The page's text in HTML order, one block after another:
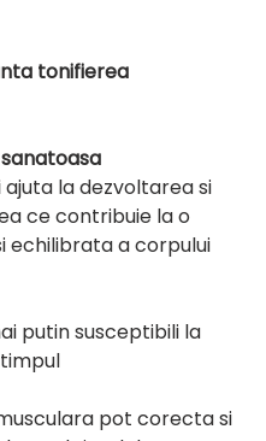
la dezvoltarea si
ce contribuie la o
echilibrata a corpului
putin susceptibili la
pot corecta si